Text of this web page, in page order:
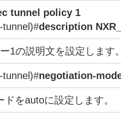
tunnel policy 1
tunnel)#description
1の説明文を設定します
tunnel)#negotiation-
をautoに設定します。